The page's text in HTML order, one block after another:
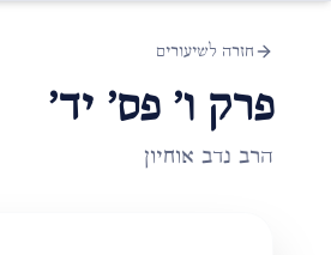
חזרה לשיעורים
פרק ו' פס' יד'
הרב נדב אוחיון